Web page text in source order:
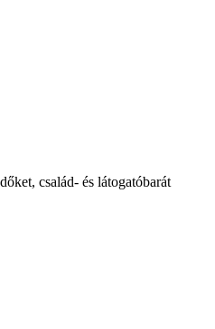
család- és látogatóbarát